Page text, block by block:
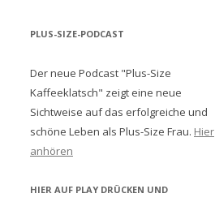
PLUS-SIZE-PODCAST
Der neue Podcast "Plus-Size
Kaffeeklatsch" zeigt eine neue
Sichtweise auf das erfolgreiche und
schöne Leben als Plus-Size Frau. Hier
anhören
HIER AUF PLAY DRÜCKEN UND